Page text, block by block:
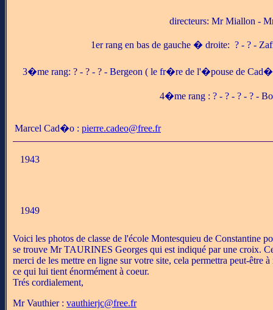
directeurs: Mr Miallon -
1er rang en bas de gauche � droite: ? - ? -
3�me rang: ? - ? - ? - Bergeon ( le fr�re de l'�pouse de
4�me rang : ? - ? - ? - ? -
Marcel Cad�o : pierre.cadeo@free.fr
1943
1949
Voici les photos de classe de l'école Montesquieu de Constantine
se trouve Mr TAURINES Georges qui est indiqué par une croix.
merci de les mettre en ligne sur votre site, cela permettra peut-être
ce qui lui tient énormément à coeur.
Trés cordialement,
Mr Vauthier : vauthierjc@free.fr